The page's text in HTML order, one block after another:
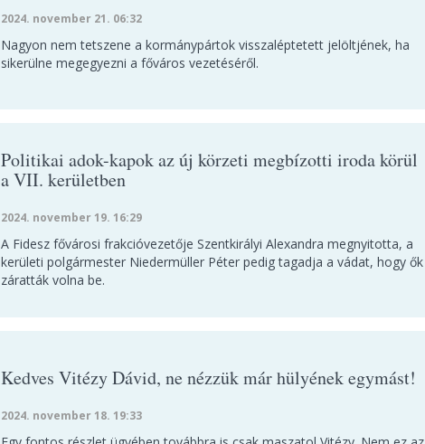
2024. november 21. 06:32
Nagyon nem tetszene a kormánypártok visszaléptetett jelöltjének, ha
sikerülne megegyezni a főváros vezetéséről.
Politikai adok-kapok az új körzeti megbízotti iroda körül
a VII. kerületben
2024. november 19. 16:29
A Fidesz fővárosi frakcióvezetője Szentkirályi Alexandra megnyitotta, a
kerületi polgármester Niedermüller Péter pedig tagadja a vádat, hogy ők
záratták volna be.
Kedves Vitézy Dávid, ne nézzük már hülyének egymást!
2024. november 18. 19:33